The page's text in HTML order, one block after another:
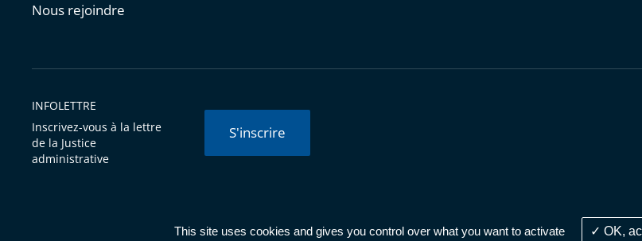
This site uses cookies and gives you control over what you want to activate OK,
Nous rejoindre
INFOLETTRE
Inscrivez-vous à la lettre
de la Justice
administrative
S'inscrire
Publications administratives-